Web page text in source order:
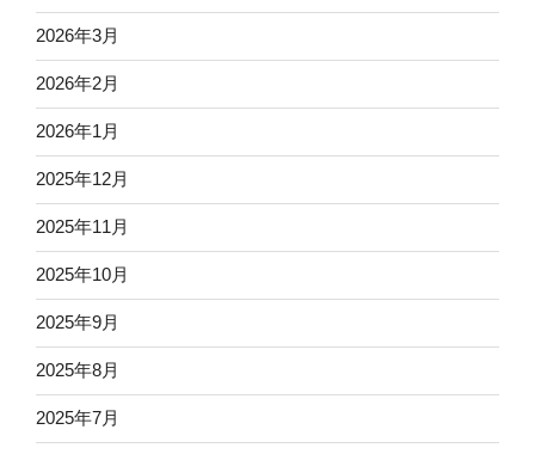
2026年3月
2026年2月
2026年1月
2025年12月
2025年11月
2025年10月
2025年9月
2025年8月
2025年7月